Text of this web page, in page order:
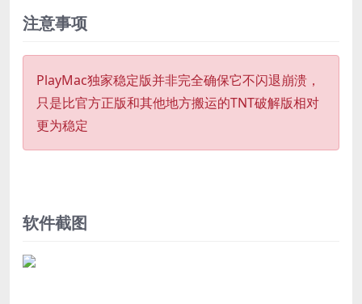
注意事项
PlayMac独家稳定版并非完全确保它不闪退崩溃，
只是比官方正版和其他地方搬运的TNT破解版相对
更为稳定
软件截图